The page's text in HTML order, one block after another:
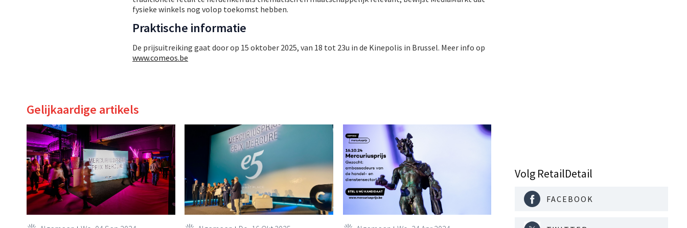
fysieke winkels nog volop toekomst hebben.
Praktische informatie
De prijsuitreiking gaat door op 15 oktober 2025, van 18 tot 23u in de Kinepolis in Brussel. Meer info op
www.comeos.be
Gelijkaardige artikels
Volg RetailDetail
FACEBOOK